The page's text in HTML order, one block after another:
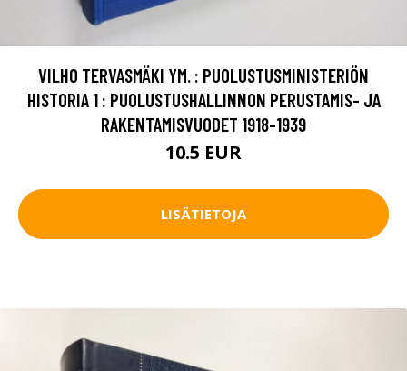
VILHO TERVASMÄKI YM. : PUOLUSTUSMINISTERIÖN
HISTORIA 1 : PUOLUSTUSHALLINNON PERUSTAMIS- JA
RAKENTAMISVUODET 1918-1939
10.5 EUR
LISÄTIETOJA